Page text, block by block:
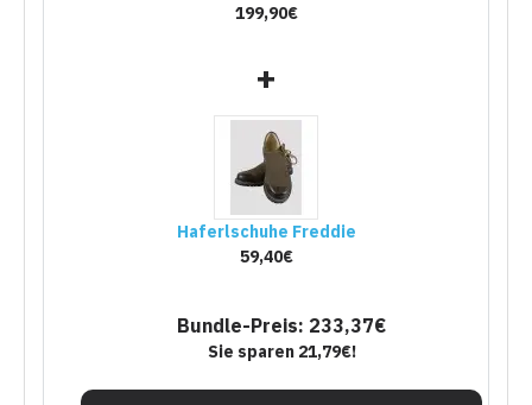
199,90€
+
Haferlschuhe Freddie
59,40€
Bundle-Preis: 233,37€
Sie sparen 21,79€!